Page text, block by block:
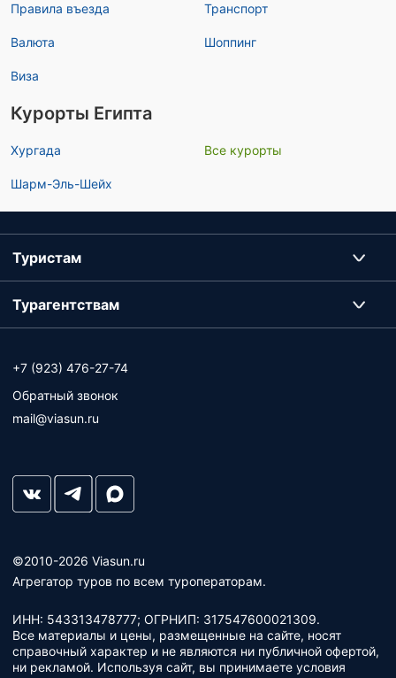
Правила въезда
Валюта
Виза
Транспорт
Шоппинг
Курорты Египта
Хургада
Шарм-Эль-Шейх
Все курорты
©2010-2026 Viasun.ru
Агрегатор туров по всем туроператорам.
ИНН: 543313478777; ОГРНИП: 317547600021309.
Все материалы и цены, размещенные на сайте, носят
справочный характер и не являются ни публичной офертой,
ни рекламой. Используя сайт, вы принимаете условия
Туристам
Турагентствам
+7 (923) 476-27-74
Обратный звонок
mail@viasun.ru